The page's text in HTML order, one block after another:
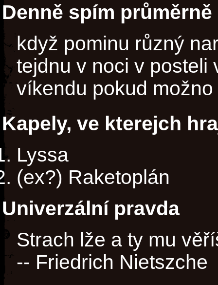
Denně spím
když pominu různý
tejdnu v noci v posteli
víkendu pokud
Kapely, ve kterejch
Lyssa
(ex?) Raketoplán
Univerzální pravda
Strach lže a ty mu
-- Friedrich Nietszche